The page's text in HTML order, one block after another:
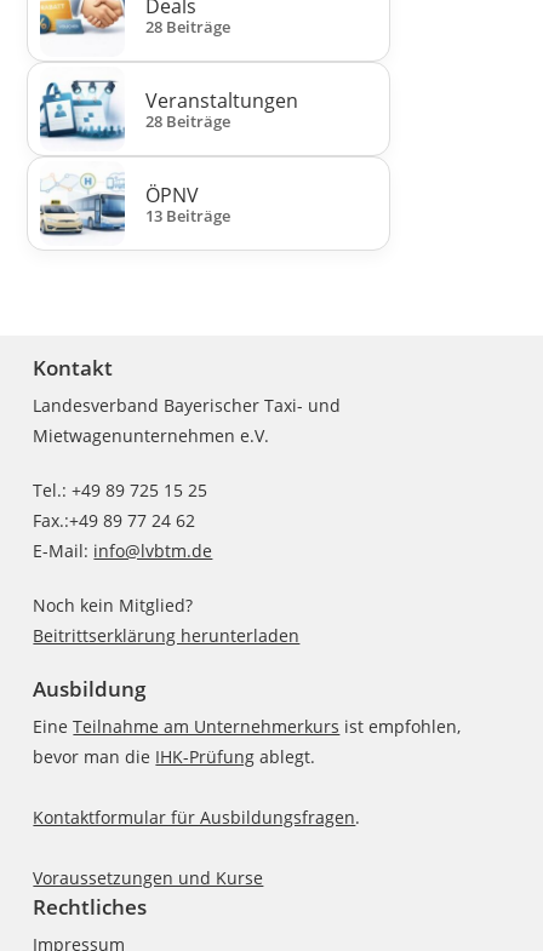
Deals
28 Beiträge
Veranstaltungen
28 Beiträge
ÖPNV
13 Beiträge
Kontakt
Landesverband Bayerischer Taxi- und
Mietwagenunternehmen e.V.
Tel.: +49 89 725 15 25
Fax.:+49 89 77 24 62
E-Mail: info@lvbtm.de
Noch kein Mitglied?
Beitrittserklärung herunterladen
Ausbildung
EineTeilnahme am Unternehmerkurs ist empfohlen,
bevor man die IHK-Prüfung ablegt.
Kontaktformular für Ausbildungsfragen.
Voraussetzungen und Kurse
Rechtliches
Impressum